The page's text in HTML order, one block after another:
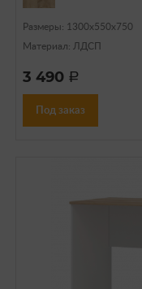
Размеры: 1300х550х750
Материал: ЛДСП
3 490 a
Под заказ